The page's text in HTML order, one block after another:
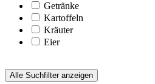
Getränke
Kartoffeln
Kräuter
Eier
Alle Suchfilter anzeigen